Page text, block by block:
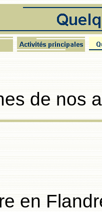
de nos
en